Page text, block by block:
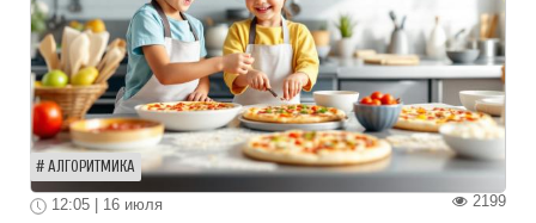
АЛГОРИТМИКА
2199
12:05 | 16 июля